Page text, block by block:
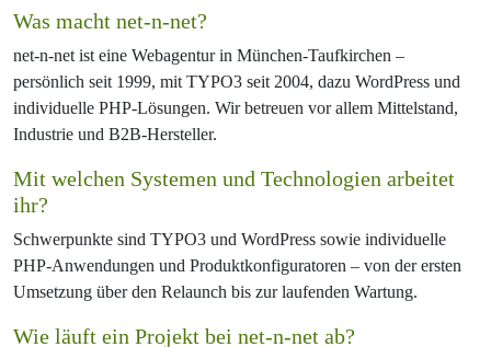
Was macht net-n-net?
net-n-net ist eine Webagentur in München-Taufkirchen –
persönlich seit 1999, mit TYPO3 seit 2004, dazu WordPress und
individuelle PHP-Lösungen. Wir betreuen vor allem Mittelstand,
Industrie und B2B-Hersteller.
Mit welchen Systemen und Technologien arbeitet
ihr?
Schwerpunkte sind TYPO3 und WordPress sowie individuelle
PHP-Anwendungen und Produktkonfiguratoren – von der ersten
Umsetzung über den Relaunch bis zur laufenden Wartung.
Wie läuft ein Projekt bei net-n-net ab?